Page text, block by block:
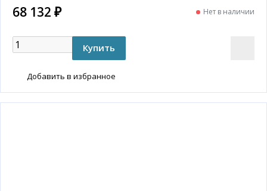
68 132 ₽ Нет в наличии
Добавить в избранное